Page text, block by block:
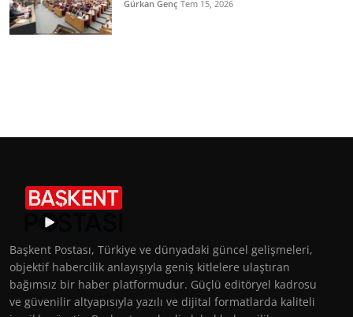
Gürkan Genç Tem 15, 2026
Başkent Postası, Türkiye ve dünyadaki güncel gelişmeleri,
objektif habercilik anlayışıyla geniş kitlelere ulaştıran
bağımsız bir haber platformudur. Güçlü editöryel kadrosu
ve güvenilir altyapısıyla yazılı ve dijital formatlarda kaliteli